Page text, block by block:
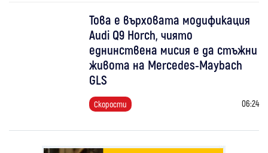
Това е върховата модификация
Audi Q9 Horch, чиято
еднинствена мисия е да стъжни
живота на Mercedes-Maybach
GLS
Скорости 06:24